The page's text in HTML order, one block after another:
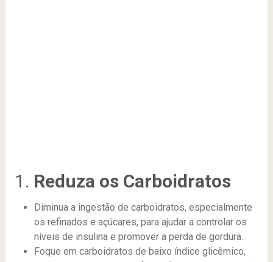
1. Reduza os Carboidratos
Diminua a ingestão de carboidratos, especialmente
os refinados e açúcares, para ajudar a controlar os
níveis de insulina e promover a perda de gordura.
Foque em carboidratos de baixo índice glicêmico,